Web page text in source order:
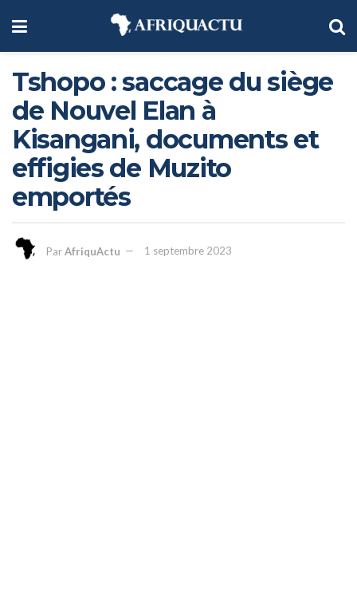
Tshopo : saccage du siège
de Nouvel Elan à
Kisangani, documents et
effigies de Muzito
emportés
ParAfriquActu 1 septembre 2023